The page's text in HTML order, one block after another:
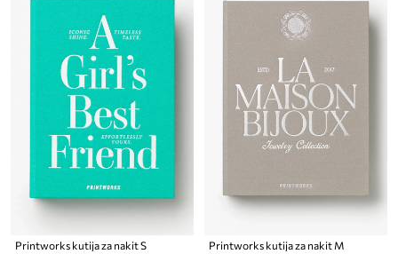
Printworks kutija za nakit S Printworks kutija za nakit M